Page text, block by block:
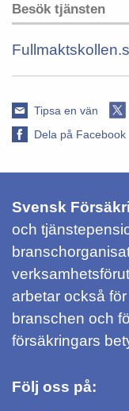
Besök tjänsten
Tipsa en vän
Dela på Facebook
Svensk
och
arbetar också
branschen och
försäkringars
Följ oss på: